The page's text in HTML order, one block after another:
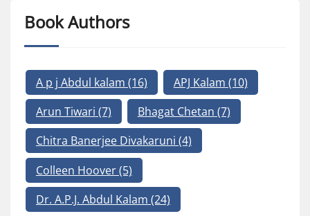
Book Authors
A p j Abdul kalam (16) APJ Kalam (10)
Arun Tiwari (7) Bhagat Chetan (7)
Chitra Banerjee Divakaruni (4)
Colleen Hoover(5)
Dr. A.P.J. Abdul Kalam (24)